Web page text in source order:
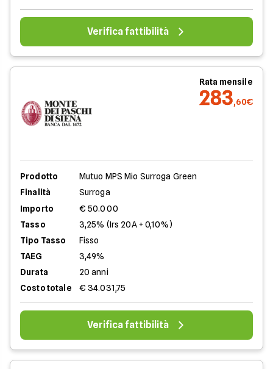
Verifica fattibilità
Rata mensile
283,60€
Prodotto
Mutuo MPS Mio Surroga Green
Finalità
Surroga
Importo
€ 50.000
Tasso
3,25% (Irs 20A + 0,10%)
Tipo Tasso
Fisso
TAEG
3,49%
Durata
20 anni
Costo totale
€ 34.031,75
Verifica fattibilità